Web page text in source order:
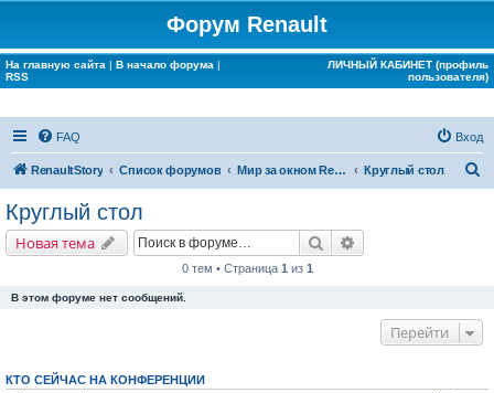
Форум Renault
На главную сайта | В начало форума |
RSS
ЛИЧНЫЙ КАБИНЕТ (профиль
пользователя)
FAQ Вход
RenaultStory Список форумов Мир за окном Renault Круглый стол
Круглый стол
Новая тема Поиск
0 тем • Страница 1 из 1
В этом форуме нет сообщений.
Перейти
КТО СЕЙЧАС НА КОНФЕРЕНЦИИ